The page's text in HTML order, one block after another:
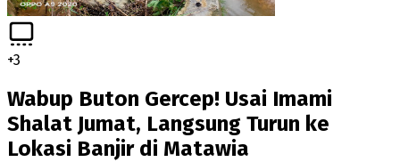
+3
Wabup Buton Gercep! Usai Imami
Shalat Jumat, Langsung Turun ke
Lokasi Banjir di Matawia